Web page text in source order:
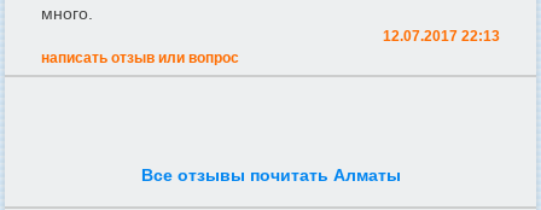
много.
12.07.2017 22:13
написать отзыв или вопрос
Все отзывы почитать Алматы